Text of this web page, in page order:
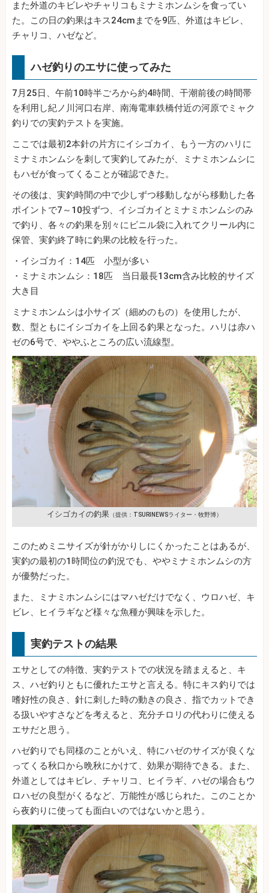
また外道のキビレやチャリコもミナミホンムシを食ってい
た。この日の釣果はキス24cmまでを9匹、外道はキビレ、
チャリコ、ハゼなど。
ハゼ釣りのエサに使ってみた
7月25日、午前10時半ごろから約4時間、干潮前後の時間帯
を利用し紀ノ川河口右岸、南海電車鉄橋付近の河原でミャク
釣りでの実釣テストを実施。
ここでは最初2本針の片方にイシゴカイ、もう一方のハリに
ミナミホンムシを刺して実釣してみたが、ミナミホンムシに
もハゼが食ってくることが確認できた。
その後は、実釣時間の中で少しずつ移動しながら移動した各
ポイントで7～10投ずつ、イシゴカイとミナミホンムシのみ
で釣り、各々の釣果を別々にビニル袋に入れてクリール内に
保管、実釣終了時に釣果の比較を行った。
・イシゴカイ：14匹 小型が多い
・ミナミホンムシ：18匹 当日最長13cm含み比較的サイズ
大き目
ミナミホンムシは小サイズ（細めのもの）を使用したが、
数、型ともにイシゴカイを上回る釣果となった。ハリは赤ハ
ゼの6号で、ややふところの広い流線型。
イシゴカイの釣果 （提供：TSURINEWSライター・牧野博）
このためミニサイズが針がかりしにくかったことはあるが、
実釣の最初の1時間位の釣況でも、ややミナミホンムシの方
が優勢だった。
また、ミナミホンムシにはマハゼだけでなく、ウロハゼ、キ
ビレ、ヒイラギなど様々な魚種が興味を示した。
実釣テストの結果
エサとしての特徴、実釣テストでの状況を踏まえると、キ
ス、ハゼ釣りともに優れたエサと言える。特にキス釣りでは
嗜好性の良さ、針に刺した時の動きの良さ、指でカットでき
る扱いやすさなどを考えると、充分チロリの代わりに使える
エサだと思う。
ハゼ釣りでも同様のことがいえ、特にハゼのサイズが良くな
ってくる秋口から晩秋にかけて、効果が期待できる。また、
外道としてはキビレ、チャリコ、ヒイラギ、ハゼの場合もウ
ロハゼの良型がくるなど、万能性が感じられた。このことか
ら夜釣りに使っても面白いのではないかと思う。